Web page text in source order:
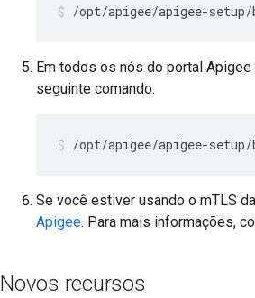
/opt/apigee/apigee-
Em todos os nós do portal
seguinte comando:
/opt/apigee/apigee-
Se você estiver usando o mTLS
Apigee. Para mais informações,
Novos recursos